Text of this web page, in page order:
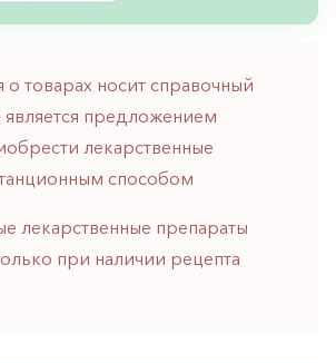
товарах носит справочный
является предложением
лекарственные
способом
лекарственные препараты
при наличии рецепта